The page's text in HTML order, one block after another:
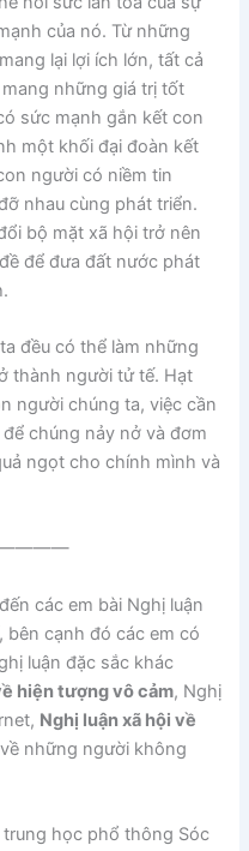
của nó. Từ những
lại lợi ích lớn, tất cả
những giá trị tốt
sức mạnh gắn kết con
một khối đại đoàn kết
người có niềm tin
nhau cùng phát triển.
bộ mặt xã hội trở nên
để đưa đất nước phát
đều có thể làm những
thành người tử tế. Hạt
người chúng ta, việc cần
chúng nảy nở và đơm
ngọt cho chính mình và
các em bài Nghị luận
bên cạnh đó các em có
luận đặc sắc khác
hiện tượng vô cảm, Nghị
Nghị luận xã hội về
những người không
học phổ thông Sóc